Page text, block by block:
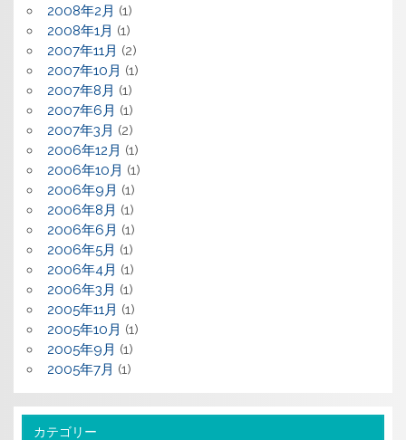
2008年2月 (1)
2008年1月 (1)
2007年11月 (2)
2007年10月 (1)
2007年8月 (1)
2007年6月 (1)
2007年3月 (2)
2006年12月 (1)
2006年10月 (1)
2006年9月 (1)
2006年8月 (1)
2006年6月 (1)
2006年5月 (1)
2006年4月 (1)
2006年3月 (1)
2005年11月 (1)
2005年10月 (1)
2005年9月 (1)
2005年7月 (1)
カテゴリー